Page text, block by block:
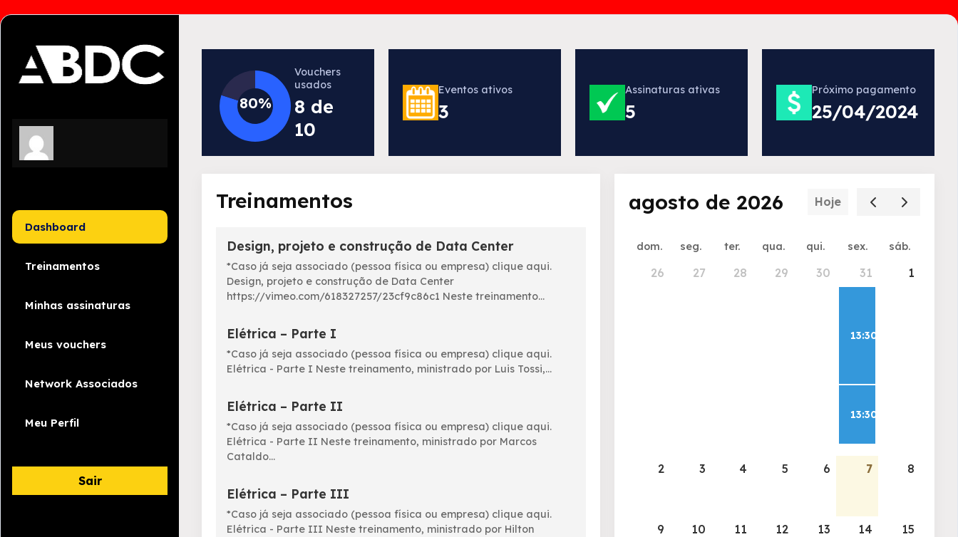
Dashboard
Treinamentos
Minhas assinaturas
Meus vouchers
Network Associados
Meu Perfil
Sair
80%
Vouchers
usados
8 de
10
Eventos ativos
3
Assinaturas ativas
5
Próximo pagamento
25/04/2024
Treinamentos
Design, projeto e construção de Data Center
*Caso já seja associado (pessoa física ou empresa) clique aqui.
Design, projeto e construção de Data Center
https://vimeo.com/618327257/23cf9c86c1 Neste treinamento...
Elétrica – Parte I
*Caso já seja associado (pessoa física ou empresa) clique aqui.
Elétrica - Parte I Neste treinamento, ministrado por Luis Tossi,...
Elétrica – Parte II
*Caso já seja associado (pessoa física ou empresa) clique aqui.
Elétrica - Parte II Neste treinamento, ministrado por Marcos
Cataldo...
Elétrica – Parte III
*Caso já seja associado (pessoa física ou empresa) clique aqui.
Elétrica - Parte III Neste treinamento, ministrado por Hilton
agosto de 2026 Hoje
dom. seg. ter. qua. qui. sex. sáb.
26 27 28 29 30 31
13:30
13:30
1
2 3 4 5 6 7 8
9 10 11 12 13 14 15